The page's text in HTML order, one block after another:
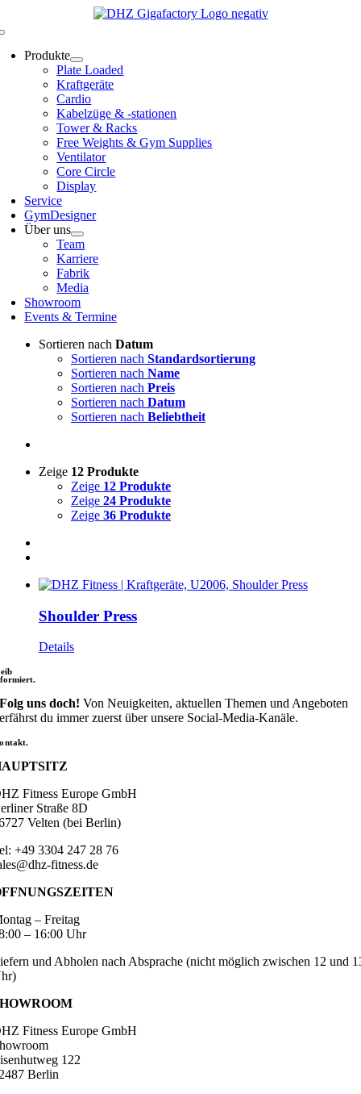
Produkte
Plate Loaded
Kraftgeräte
Cardio
Kabelzüge & -stationen
Tower & Racks
Free Weights & Gym Supplies
Ventilator
Core Circle
Display
Service
GymDesigner
Über uns
Team
Karriere
Fabrik
Media
Showroom
Events & Termine
Sortieren nach Datum
Sortieren nach Standardsortierung
Sortieren nach Name
Sortieren nach Preis
Sortieren nach Datum
Sortieren nach Beliebtheit
Zeige 12 Produkte
Zeige 12 Produkte
Zeige 24 Produkte
Zeige 36 Produkte
Shoulder Press
Details
Folg uns doch! Von Neuigkeiten, aktuellen Themen und Angeboten
erfährst du immer zuerst über unsere Social-Media-Kanäle.
Fitness Europe GmbH
Straße 8D
Velten (bei Berlin)
+49 3304 247 28 76
fitness.de
– Freitag
– 16:00 Uhr
und Abholen nach Absprache (nicht möglich zwischen 12 und
Fitness Europe GmbH
122
Berlin